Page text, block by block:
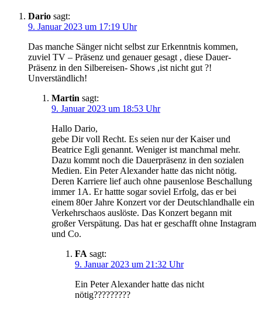
Dario sagt:
9. Januar 2023 um 17:19 Uhr
Das manche Sänger nicht selbst zur Erkenntnis kommen,
zuviel TV – Präsenz und genauer gesagt , diese Dauer-
Präsenz in den Silbereisen- Shows ,ist nicht gut ?!
Unverständlich!
Martin sagt:
9. Januar 2023 um 18:53 Uhr
Hallo Dario,
gebe Dir voll Recht. Es seien nur der Kaiser und
Beatrice Egli genannt. Weniger ist manchmal mehr.
Dazu kommt noch die Dauerpräsenz in den sozialen
Medien. Ein Peter Alexander hatte das nicht nötig.
Deren Karriere lief auch ohne pausenlose Beschallung
immer 1A. Er hattte sogar soviel Erfolg, das er bei
einem 80er Jahre Konzert vor der Deutschlandhalle ein
Verkehrschaos auslöste. Das Konzert begann mit
großer Verspätung. Das hat er geschafft ohne Instagram
und Co.
FA sagt:
9. Januar 2023 um 21:32 Uhr
Ein Peter Alexander hatte das nicht
nötig?????????